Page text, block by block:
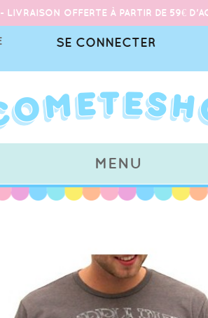
- LIVRAISON OFFERTE À PARTIR DE 59€
SE CONNECTER
MENU